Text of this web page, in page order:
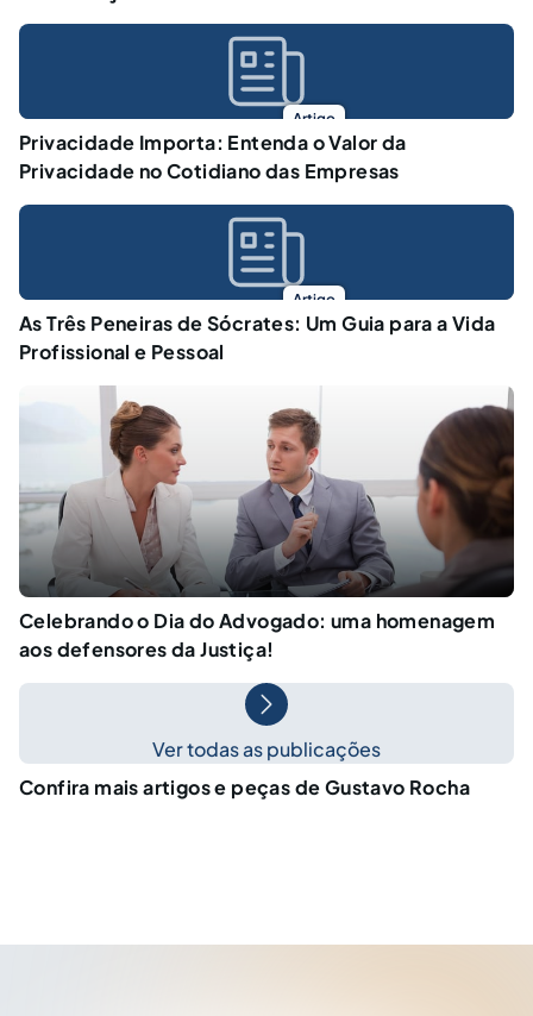
Artigo
Privacidade Importa: Entenda o Valor da
Privacidade no Cotidiano das Empresas
Artigo
As Três Peneiras de Sócrates: Um Guia para a Vida
Profissional e Pessoal
Celebrando o Dia do Advogado: uma homenagem
aos defensores da Justiça!
Ver todas as publicações
Confira mais artigos e peças de Gustavo Rocha